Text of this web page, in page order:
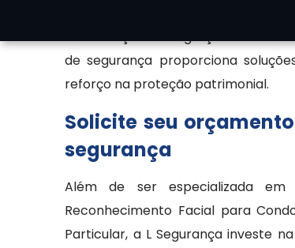
vulneráveis e garantir a
manutenção e integração com
de segurança proporciona
reforço na proteção patrimonial.
Solicite seu
segurança
Além de ser especializada em
Reconhecimento Facial para
Particular, a L Segurança investe